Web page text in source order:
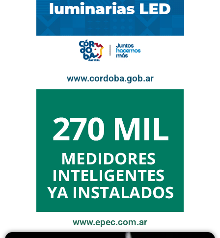
www.cordoba.gob.ar
www.epec.com.ar